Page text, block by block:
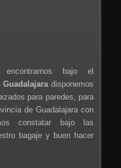
bajo el
disponemos
para paredes, para
de Guadalajara con
constatar bajo las
bagaje y buen hacer